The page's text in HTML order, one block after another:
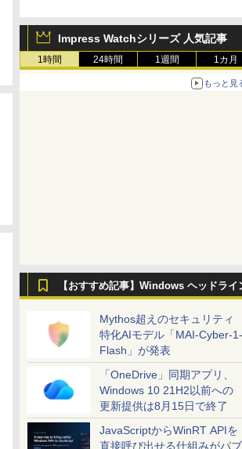
Impress Watchシリーズ 人気記事
1時間 24時間 1週間 1カ月
もっと見
【おすすめ記事】Windows ヘッドライ
Mythos超えのセキュリティ
特化AIモデル「MAI-Cyber-1-
Flash」が発表
「OneDrive」同期アプリ、
Windows 10 21H2以前への
更新提供は8月15日で終了
JavaScriptからWinRT APIを
直接呼び出せる仕組みがパブ